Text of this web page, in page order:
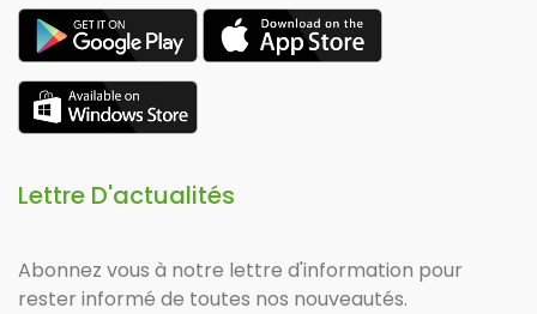
Lettre D'actualités
Abonnez vous à notre lettre d'information pour
rester informé de toutes nos nouveautés.